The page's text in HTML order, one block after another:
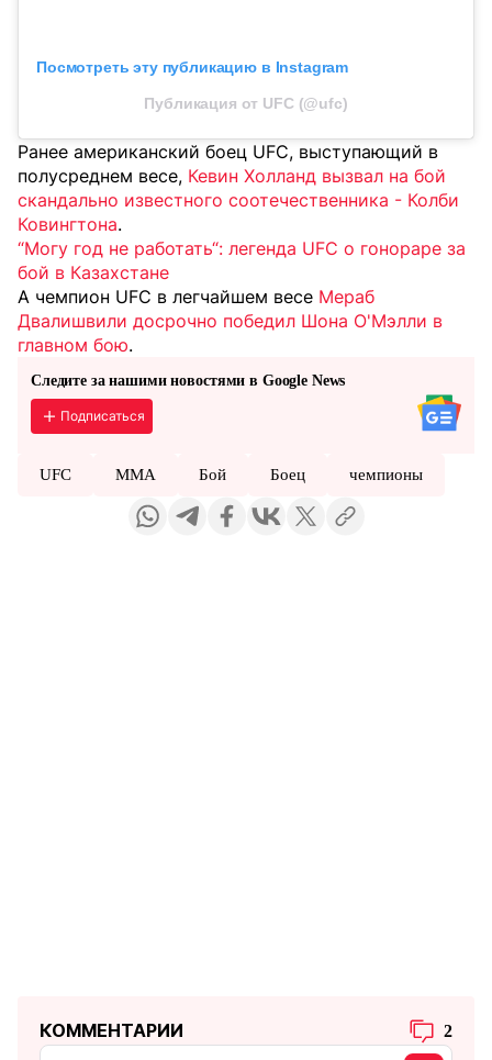
Посмотреть эту публикацию в Instagram
Публикация от UFC (@ufc)
Ранее американский боец UFC, выступающий в
полусреднем весе, Кевин Холланд вызвал на бой
скандально известного соотечественника - Колби
Ковингтона.
“Могу год не работать“: легенда UFC о гонораре за
бой в Казахстане
А чемпион UFC в легчайшем весе Мераб
Двалишвили досрочно победил Шона О'Мэлли в
главном бою.
Следите за нашими новостями в Google News
Подписаться
UFC MMA Бой Боец чемпионы
КОММЕНТАРИИ 2